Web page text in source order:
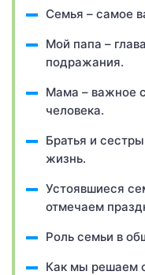
Семья – самое
Мой папа –
подражания.
Мама – важное
человека.
Братья и
жизнь.
Устоявшиеся
отмечаем
Роль семьи в
Как мы решаем